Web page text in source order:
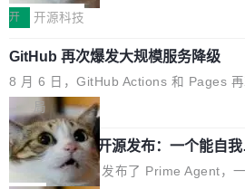
度宣传的。」 这才是真正的痛点。不是
都有问题，是最吸引眼球的那批论文最有
他引用的帖子来自 Mathew Shen，一位
026 的读者：「看了篇 ...
认为现代 AI 领域最重要的三个开源项目
理由很具体。FA 系列不需要解释，但
认为最重要的一个——复杂度恰到好处，
驱动你去学 CuTe，但还没被那些"邪恶
er++ 优化所淹没，足够容易修改和适配
键的是 FA2 的持久性...
单点设备迈向智能化、网联化、协同化发
鸿蒙通过统一技术底座和分布式能力，为
型智能设备的开发、连接与互联提供关键
也为产业链企业探索产品创新与商业增长
的空间。 8月14日，开源鸿蒙智能硬件开
（OHDD：OpenHarmony Hardware
r Day）将在杭州启航。活动面向智能硬
开 开源科技
GitHub 再次爆发大规模服务降级
8 月 6 日，GitHub Actions 和 Pages 再
模服务降级，Actions 完全不可用超过 5
webhook 停发，连自托管 runner 也因调
障无法工作。Pages、Copilot code
opilot coding agent 全部受影响。从检测
局
Prime Agent 开源发布：一个能自我
进的编程 Agent，ARC-AGI 3 超越
Prime Intellect 发布了 Prime Agent，一